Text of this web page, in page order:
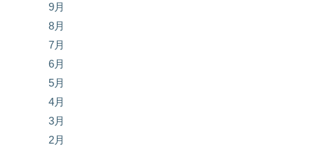
9月
8月
7月
6月
5月
4月
3月
2月